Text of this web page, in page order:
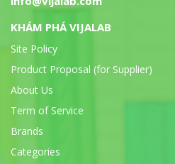
KHÁM PHÁ VIJALAB
Site Policy
Product Proposal (for Supplier)
About Us
Term of Service
Brands
Categories